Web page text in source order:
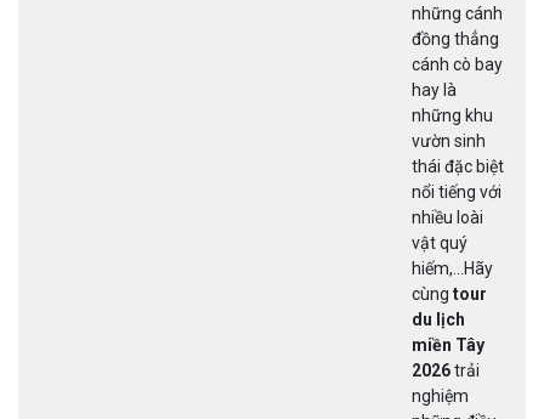
những cánh
đồng thẳng
cánh cò bay
hay là
những khu
vườn sinh
thái đặc biệt
nổi tiếng với
nhiều loài
vật quý
hiếm,…Hãy
cùng tour
du lịch
miền Tây
2026trải
nghiệm